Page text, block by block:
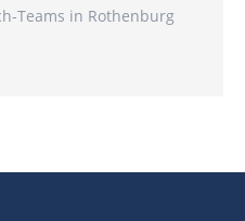
Teams in Rothenburg